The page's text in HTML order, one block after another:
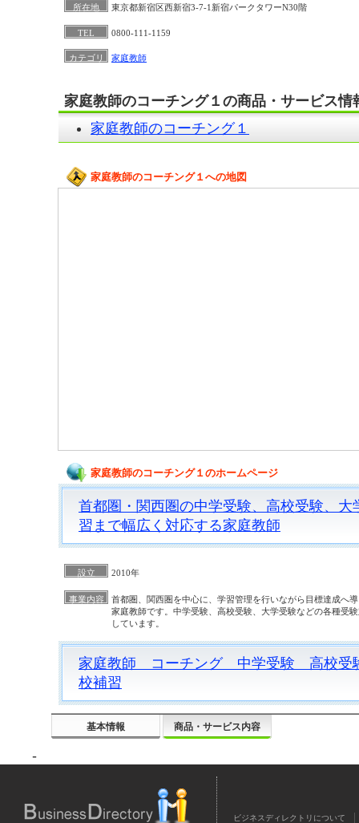
所在地 東京都新宿区西新宿3-7-1新宿パークタワーN30階
TEL 0800-111-1159
カテゴリ 家庭教師
家庭教師のコーチング１の商品・サービス情
家庭教師のコーチング１
家庭教師のコーチング１への地図
家庭教師のコーチング１のホームページ
首都圏・関西圏の中学受験、高校受験、大
習まで幅広く対応する家庭教師
設立 2010年
事業内容
首都圏、関西圏を中心に、学習管理を行いながら目標達成へ
家庭教師です。中学受験、高校受験、大学受験などの各種受
しています。
家庭教師 コーチング 中学受験 高校
校補習
基本情報 商品・サービス内容
-
ビジネスディレクトリについて